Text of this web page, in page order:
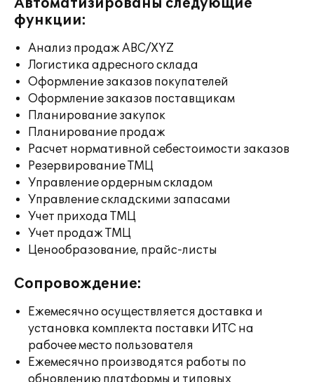
Автоматизированы следующие
функции:
Анализ продаж ABC/XYZ
Логистика адресного склада
Оформление заказов покупателей
Оформление заказов поставщикам
Планирование закупок
Планирование продаж
Расчет нормативной себестоимости заказов
Резервирование ТМЦ
Управление ордерным складом
Управление складскими запасами
Учет прихода ТМЦ
Учет продаж ТМЦ
Ценообразование, прайс-листы
Сопровождение:
Ежемесячно осуществляется доставка и
установка комплекта поставки ИТС на
рабочее место пользователя
Ежемесячно производятся работы по
обновлению платформы и типовых